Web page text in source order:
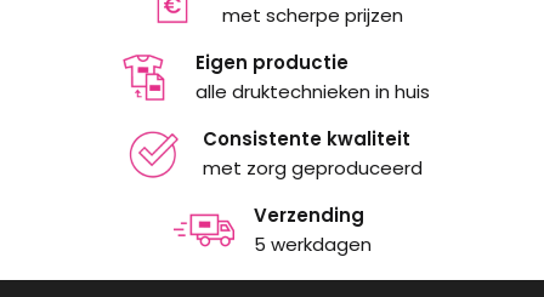
met scherpe prijzen
Eigen productie
alle druktechnieken in huis
Consistente kwaliteit
met zorg geproduceerd
Verzending
5 werkdagen